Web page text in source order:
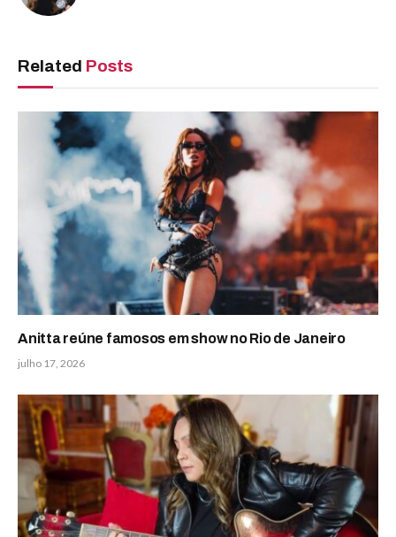
Related Posts
Anitta reúne famosos em show no Rio de Janeiro
julho 17, 2026